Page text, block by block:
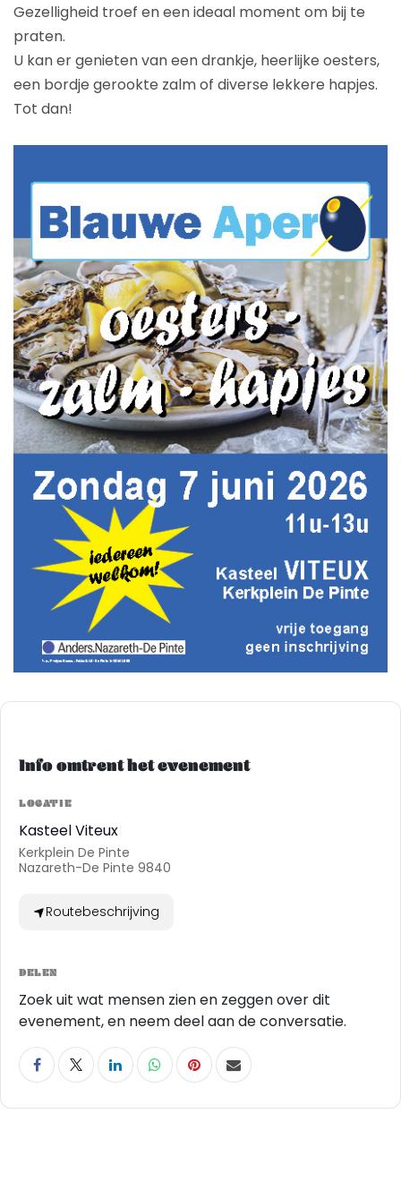
Gezelligheid troef en een ideaal moment om bij te
praten.
U kan er genieten van een drankje, heerlijke oesters,
een bordje gerookte zalm of diverse lekkere hapjes.
Tot dan!
Info omtrent het evenement
LOCATIE
Kasteel Viteux
Kerkplein De Pinte
Nazareth-De Pinte 9840
Routebeschrijving
DELEN
Zoek uit wat mensen zien en zeggen over dit
evenement, en neem deel aan de conversatie.